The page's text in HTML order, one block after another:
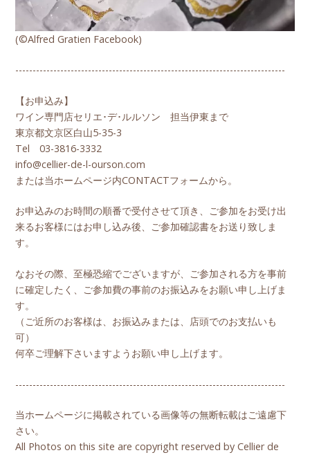
(©Alfred Gratien Facebook)
------------------------------------------------------------------------------
【お申込み】
ワイン専門店セリエ･デ･ルルソン 担当伊東まで
東京都文京区白山5-35-3
Tel 03-3816-3332
info@cellier-de-l-ourson.com
または当ホームページ内CONTACTフォームから。
お申込みのお時間の順番で受付させて頂き、ご参加をお受け出
来るお客様にはお申し込み後、ご参加確認書をお送り致しま
す。
なおその際、至極恐縮でございますが、ご参加される方を事前
に確定したく、ご参加費の事前のお振込みをお願い申し上げま
す。
（ご近所のお客様は、お振込みまたは、店頭でのお支払いも
可）
何卒ご理解下さいますようお願い申し上げます。
------------------------------------------------------------------------------
当ホームページに掲載されている画像等の無断転載はご遠慮下
さい。
All Photos on this site are copyright reserved by Cellier de